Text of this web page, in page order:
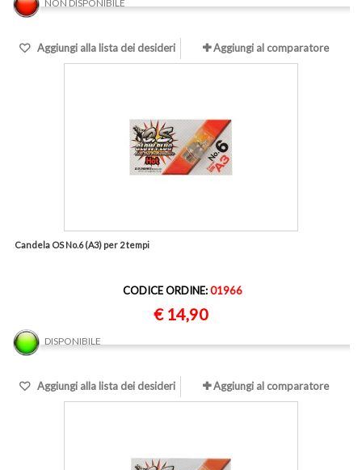
NON DISPONIBILE
Aggiungi alla lista dei desideri Aggiungi al comparatore
Candela OS No.6 (A3) per 2 tempi
CODICE ORDINE:01966
€ 14,90
DISPONIBILE
Aggiungi alla lista dei desideri Aggiungi al comparatore